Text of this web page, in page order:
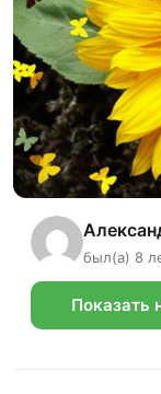
был(а) 8
Показать